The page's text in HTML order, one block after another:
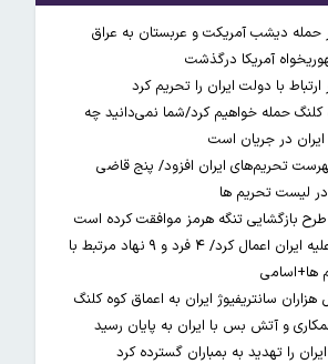
آمریکا درگذشت
حمله خواهیم کرد/شما نمی‌دانید چه
در جریان است
۶ فرد را به فهرست تحریم‌های ایران افزود/ پنج قاضی
لیست تحریم ها
طرح بازگشایی تنگه هرمز موافقت کرده است
آمریکا تحریم‌های جدیدی علیه ایران اعمال کرد/ ۴ فرد و ۹ نهاد مرتبط با
ها+اسامی
هزاران سانتریفیوژ ایران به اعماق کوه کلنگ
و آتش بس با ایران به پایان رسید
را تهدید به بمباران گسترده کرد